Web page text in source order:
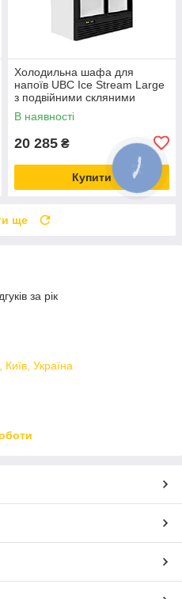
Холодильна шафа для
напоїв UBC Ice Stream Large
з подвійними скляними
дверима (924 л)
В наявності
20 285 ₴
Купити
ще
за рік
Україна